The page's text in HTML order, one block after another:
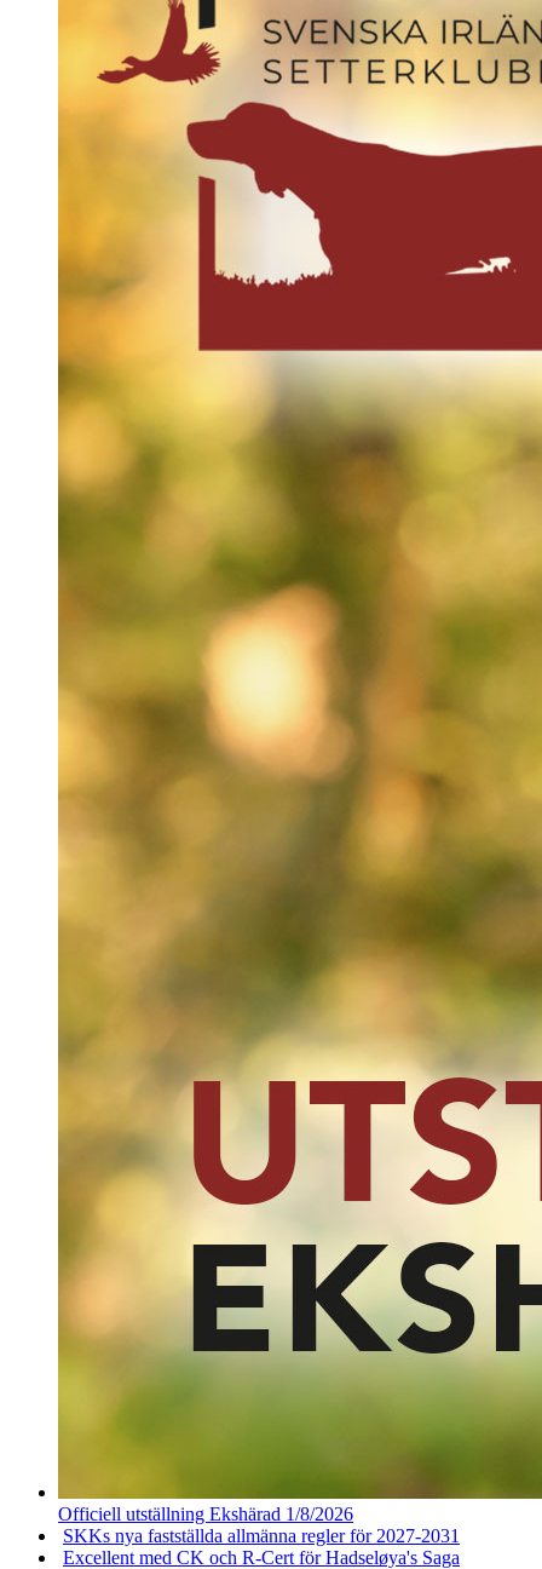
Officiell utställning Ekshärad 1/8/2026
SKKs nya fastställda allmänna regler för 2027-2031
Excellent med CK och R-Cert för Hadseløya's Saga